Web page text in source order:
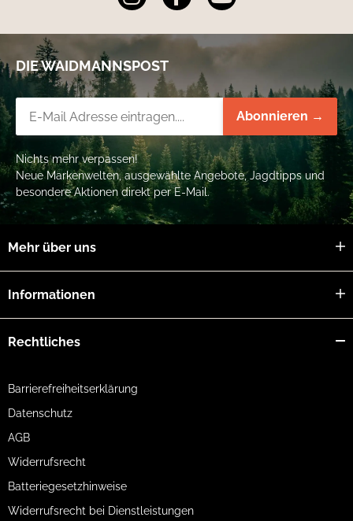
DIE WAIDMANNSPOST
Abonnieren →
Nichts mehr verpassen!
Neue Markenwelten, ausgewählte Angebote, Jagdtipps und
besondere Aktionen direkt per E-Mail.
Mehr über uns
Informationen
Rechtliches
Barrierefreiheitserklärung
Datenschutz
AGB
Widerrufsrecht
Batteriegesetzhinweise
Widerrufsrecht bei Dienstleistungen